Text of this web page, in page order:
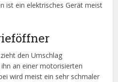
ist ein elektrisches Gerät meist
den Umschlag
an einer motorisierten
wird meist ein sehr schmaler